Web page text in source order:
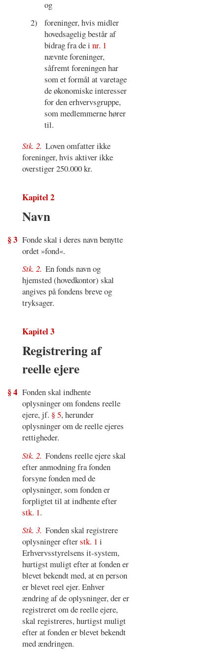
og
2)
foreninger, hvis midler
hovedsagelig består af
bidrag fra de inr. 1
nævnte foreninger,
såfremt foreningen har
som et formål at varetage
de økonomiske interesser
for den erhvervsgruppe,
som medlemmerne hører
til.
Stk. 2. Loven omfatter ikke
foreninger, hvis aktiver ikke
overstiger 250.000 kr.
Kapitel 2
Navn
§ 3 Fonde skal i deres navn benytte
ordet »fond«.
Stk. 2. En fonds navn og
hjemsted (hovedkontor) skal
angives på fondens breve og
tryksager.
Kapitel 3
Registrering af
reelle ejere
§ 4 Fonden skal indhente
oplysninger om fondens reelle
ejere, jf. § 5, herunder
oplysninger om de reelle ejeres
rettigheder.
Stk. 2. Fondens reelle ejere skal
efter anmodning fra fonden
forsyne fonden med de
oplysninger, som fonden er
forpligtet til at indhente efter
stk. 1.
Stk. 3. Fonden skal registrere
oplysninger efterstk. 1 i
Erhvervsstyrelsens it-system,
hurtigst muligt efter at fonden er
blevet bekendt med, at en person
er blevet reel ejer. Enhver
ændring af de oplysninger, der er
registreret om de reelle ejere,
skal registreres, hurtigst muligt
efter at fonden er blevet bekendt
med ændringen.